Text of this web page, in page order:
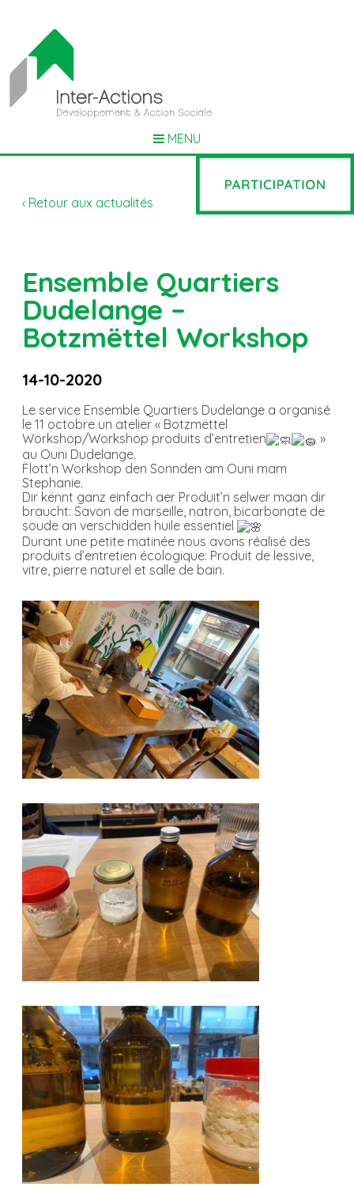
MENU
‹ Retour aux actualités
Ensemble Quartiers
Dudelange –
Botzmëttel Workshop
14-10-2020
Le service Ensemble Quartiers Dudelange a organisé
le 11 octobre un atelier « Botzmëttel
Workshop/Workshop produits d’entretien
»
au Ouni Dudelange.
Flott’n Workshop den Sonnden am Ouni mam
Stephanie.
Dir kënnt ganz einfach aer Produit’n selwer maan dir
braucht: Savon de marseille, natron, bicarbonate de
soude an verschidden huile essentiel
Durant une petite matinée nous avons réalisé des
produits d’entretien écologique: Produit de lessive,
vitre, pierre naturel et salle de bain.